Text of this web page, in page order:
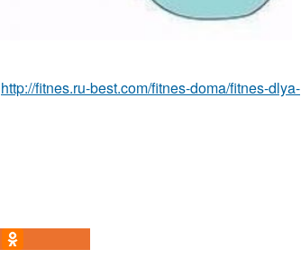
http://fitnes.ru-best.com/fitnes-doma/fitnes-dlya-